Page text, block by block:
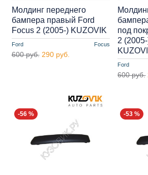
Ford Focus
Молдинг переднего
бампера правый Ford
Focus 2 (2005-) KUZOVIK
600 руб. 290 руб.
Ford
под
2
600 руб.
-56 % -53 %